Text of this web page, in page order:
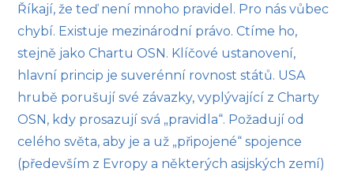
Říkají, že teď není mnoho pravidel. Pro nás vůbec
chybí. Existuje mezinárodní právo. Ctíme ho,
stejně jako Chartu OSN. Klíčové ustanovení,
hlavní princip je suverénní rovnost států. USA
hrubě porušují své závazky, vyplývající z Charty
OSN, kdy prosazují svá „pravidla“. Požadují od
celého světa, aby je a už „připojené“ spojence
(především z Evropy a některých asijských zemí)